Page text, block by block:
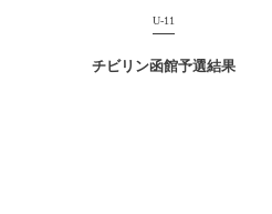
U-11
チビリン函館予選結果